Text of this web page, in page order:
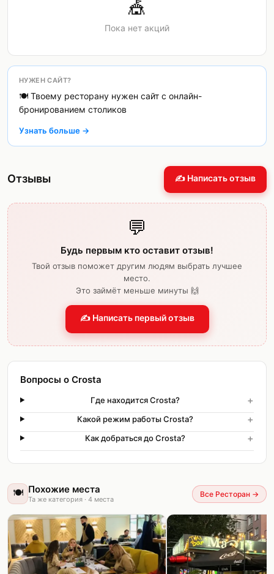
🎪
Пока нет акций
НУЖЕН САЙТ?
🍽️ Твоему ресторану нужен сайт с онлайн-
бронированием столиков
Узнать больше →
Отзывы ✍️ Написать отзыв
💬
Будь первым кто оставит отзыв!
Твой отзыв поможет другим людям выбрать лучшее
место.
Это займёт меньше минуты 🙌
✍️ Написать первый отзыв
Вопросы о Crosta
Где находится Crosta? +
Какой режим работы Crosta? +
Как добраться до Crosta? +
🍽️ Похожие места
Та же категория · 4 места
Все Ресторан →